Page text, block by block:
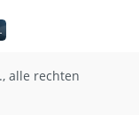
alle rechten